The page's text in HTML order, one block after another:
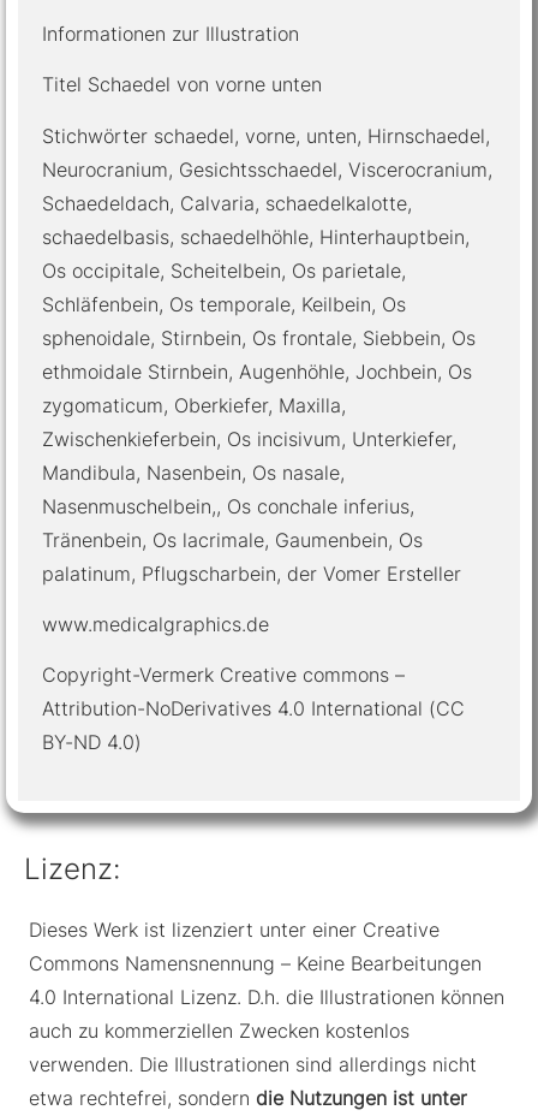
Informationen zur Illustration
Titel Schaedel von vorne unten
Stichwörter schaedel, vorne, unten, Hirnschaedel,
Neurocranium, Gesichtsschaedel, Viscerocranium,
Schaedeldach, Calvaria, schaedelkalotte,
schaedelbasis, schaedelhöhle, Hinterhauptbein,
Os occipitale, Scheitelbein, Os parietale,
Schläfenbein, Os temporale, Keilbein, Os
sphenoidale, Stirnbein, Os frontale, Siebbein, Os
ethmoidale Stirnbein, Augenhöhle, Jochbein, Os
zygomaticum, Oberkiefer, Maxilla,
Zwischenkieferbein, Os incisivum, Unterkiefer,
Mandibula, Nasenbein, Os nasale,
Nasenmuschelbein,, Os conchale inferius,
Tränenbein, Os lacrimale, Gaumenbein, Os
palatinum, Pflugscharbein, der Vomer Ersteller
www.medicalgraphics.de
Copyright-Vermerk Creative commons –
Attribution-NoDerivatives 4.0 International (CC
BY-ND 4.0)
Lizenz:
Dieses Werk ist lizenziert unter einer Creative
Commons Namensnennung – Keine Bearbeitungen
4.0 International Lizenz. D.h. die Illustrationen können
auch zu kommerziellen Zwecken kostenlos
verwenden. Die Illustrationen sind allerdings nicht
etwa rechtefrei, sondern die Nutzungen ist unter